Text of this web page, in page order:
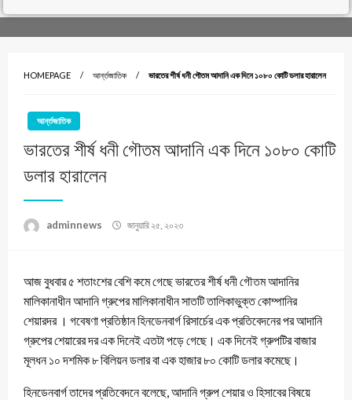
HOMEPAGE আর্ন্তজাতিক ভারতের শীর্ষ ধনী গৌতম আদানি এক দিনে ১০৮০ কোটি ডলার হারালেন
আর্ন্তজাতিক
ভারতের শীর্ষ ধনী গৌতম আদানি এক দিনে ১০৮০ কোটি
ডলার হারালেন
adminnews জানুয়ারি ২৫, ২০২৩
আজ বুধবার ৫ শতাংশের বেশি কমে গেছে ভারতের শীর্ষ ধনী গৌতম আদানির
মালিকানাধীন আদানি গ্রুপের মালিকানাধীন সাতটি তালিকাভুক্ত কোম্পানির
শেয়ারদর । গবেষণা প্রতিষ্ঠান হিনডেনবার্গ রিসার্চের এক প্রতিবেদনের পর আদানি
গ্রুপের শেয়ারের দর এক দিনেই এতটা পড়ে গেছে। এক দিনেই গ্রুপটির বাজার
মূলধন ১০ দশমিক ৮ বিলিয়ন ডলার বা এক হাজার ৮০ কোটি ডলার কমেছে।
হিনডেনবার্গ তাদের প্রতিবেদনে বলেছে, আদানি গ্রুপ শেয়ার ও হিসাবের বিষয়ে